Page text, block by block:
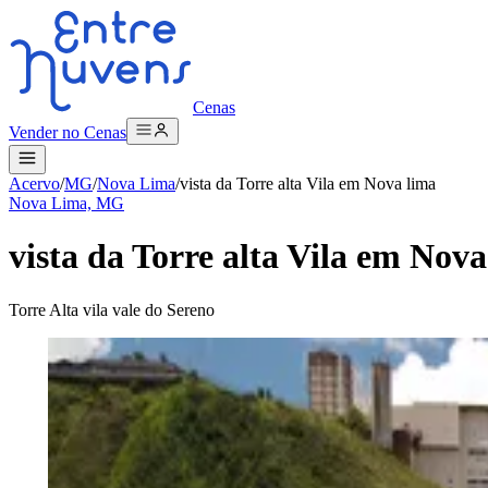
Cenas
Vender no Cenas
Acervo/MG/Nova Lima/vista da Torre alta Vila em Nova lima
Nova Lima, MG
vista da Torre alta Vila em
Torre Alta vila vale do Sereno